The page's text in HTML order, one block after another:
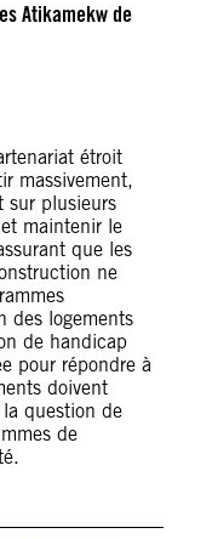
Atikamekw de
étroit
massivement,
sur plusieurs
maintenir le
que les
ne
des logements
de handicap
pour répondre à
doivent
question de
de